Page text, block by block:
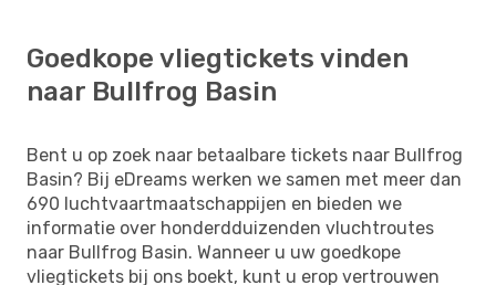
Goedkope vliegtickets vinden
naar Bullfrog Basin
Bent u op zoek naar betaalbare tickets naar Bullfrog
Basin? Bij eDreams werken we samen met meer dan
690 luchtvaartmaatschappijen en bieden we
informatie over honderdduizenden vluchtroutes
naar Bullfrog Basin. Wanneer u uw goedkope
vliegtickets bij ons boekt, kunt u erop vertrouwen